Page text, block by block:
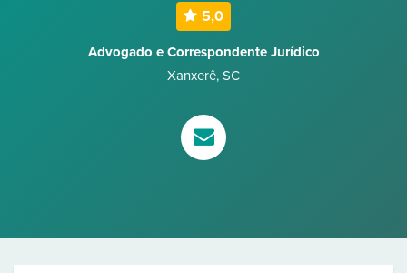
5,0
Advogado e Correspondente Jurídico
Xanxerê, SC